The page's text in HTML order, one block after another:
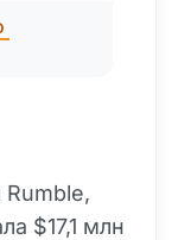
$17,1 млн